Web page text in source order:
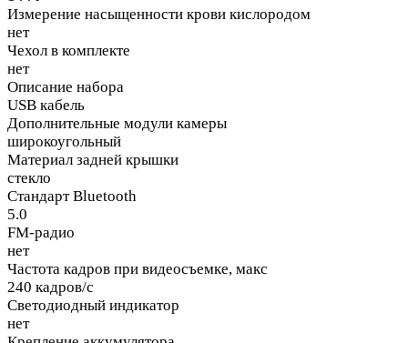
Измерение насыщенности крови кислородом
нет
Чехол в комплекте
нет
Описание набора
USB кабель
Дополнительные модули камеры
широкоугольный
Материал задней крышки
стекло
Стандарт Bluetooth
5.0
FM-радио
нет
Частота кадров при видеосъемке, макс
240 кадров/с
Светодиодный индикатор
нет